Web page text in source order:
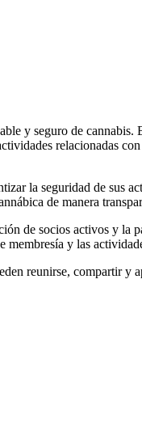
y seguro de cannabis.
relacionadas
la seguridad de sus
de manera
de socios activos y la
membresía y las
reunirse, compartir y